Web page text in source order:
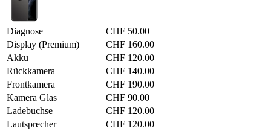
Diagnose
CHF 50.00
Display (Premium)
CHF 160.00
Akku
CHF 120.00
Rückkamera
CHF 140.00
Frontkamera
CHF 190.00
Kamera Glas
CHF 90.00
Ladebuchse
CHF 120.00
Lautsprecher
CHF 120.00